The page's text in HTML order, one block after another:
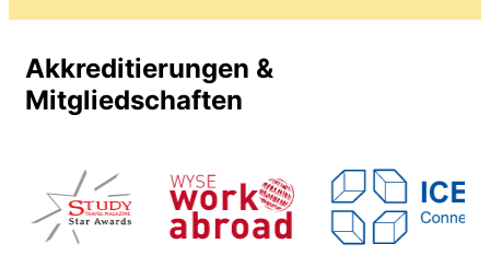
Akkreditierungen &
Mitgliedschaften